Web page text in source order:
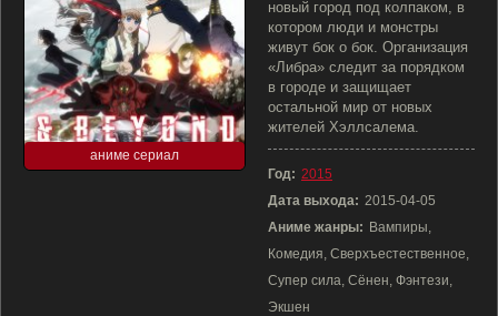
аниме сериал
новый город под колпаком, в
котором люди и монстры
живут бок о бок. Организация
«Либра» следит за порядком
в городе и защищает
остальной мир от новых
жителей Хэллсалема.
Год: 2015
Дата выхода: 2015-04-05
Аниме жанры: Вампиры,
Комедия, Сверхъестественное,
Супер сила, Сёнен, Фэнтези,
Экшен